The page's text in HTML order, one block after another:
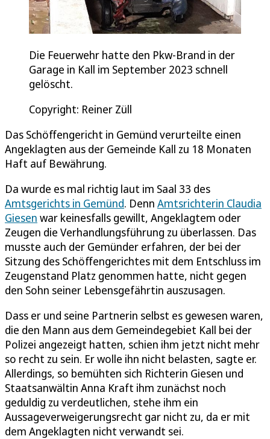
Die Feuerwehr hatte den Pkw-Brand in der
Garage in Kall im September 2023 schnell
gelöscht.
Copyright: Reiner Züll
Das Schöffengericht in Gemünd verurteilte einen
Angeklagten aus der Gemeinde Kall zu 18 Monaten
Haft auf Bewährung.
Da wurde es mal richtig laut im Saal 33 des
Amtsgerichts in Gemünd. Denn Amtsrichterin Claudia
Giesen war keinesfalls gewillt, Angeklagtem oder
Zeugen die Verhandlungsführung zu überlassen. Das
musste auch der Gemünder erfahren, der bei der
Sitzung des Schöffengerichtes mit dem Entschluss im
Zeugenstand Platz genommen hatte, nicht gegen
den Sohn seiner Lebensgefährtin auszusagen.
Dass er und seine Partnerin selbst es gewesen waren,
die den Mann aus dem Gemeindegebiet Kall bei der
Polizei angezeigt hatten, schien ihm jetzt nicht mehr
so recht zu sein. Er wolle ihn nicht belasten, sagte er.
Allerdings, so bemühten sich Richterin Giesen und
Staatsanwältin Anna Kraft ihm zunächst noch
geduldig zu verdeutlichen, stehe ihm ein
Aussageverweigerungsrecht gar nicht zu, da er mit
dem Angeklagten nicht verwandt sei.